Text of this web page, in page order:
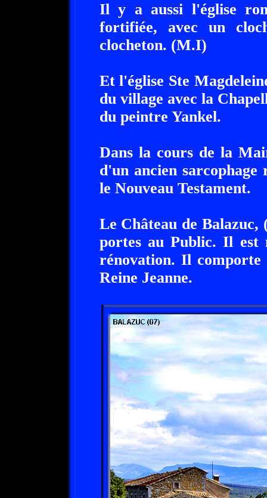
Il y a aussi l'église
fortifiée, avec un
clocheton. (M.I)
Et l'église Ste
du village avec la
du peintre Yankel.
Dans la cours de la
d'un ancien
le Nouveau Testament.
Le Château de Balazuc,
portes au Public. Il est
rénovation. Il
Reine Jeanne.